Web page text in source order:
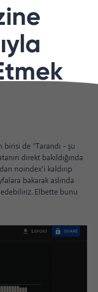
de “Tarandı - şu
direkt bakıldığında
noindex’i kaldırıp
bakarak aslında
Elbette bunu